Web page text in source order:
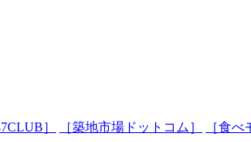
］ ［築地市場ドットコム］ ［食べ